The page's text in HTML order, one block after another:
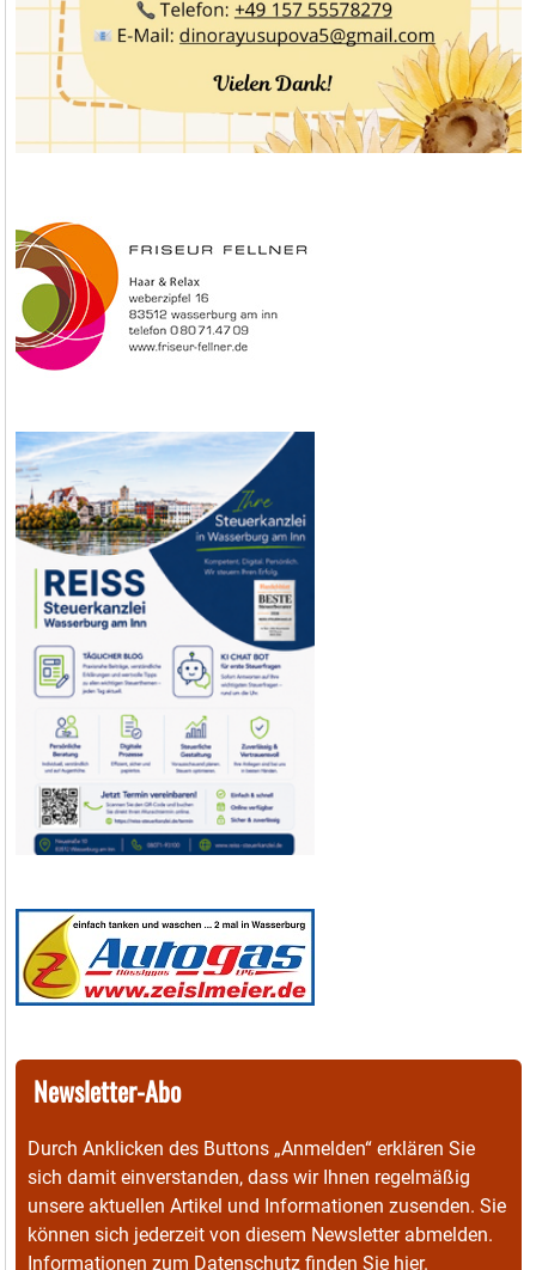
Newsletter-Abo
Durch Anklicken des Buttons „Anmelden“ erklären Sie
sich damit einverstanden, dass wir Ihnen regelmäßig
unsere aktuellen Artikel und Informationen zusenden. Sie
können sich jederzeit von diesem Newsletter abmelden.
Informationen zum Datenschutz finden Sie hier.